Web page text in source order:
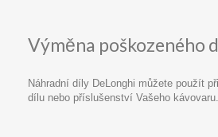
Výměna poškozeného
Náhradní díly DeLonghi můžete použít
dílu nebo příslušenství Vašeho kávovaru.